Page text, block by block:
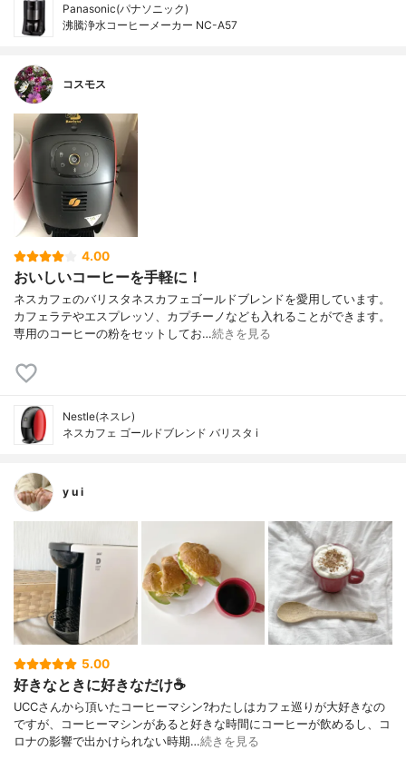
Panasonic(パナソニック)
沸騰浄水コーヒーメーカー NC-A57
コスモス
4.00
おいしいコーヒーを手軽に！
ネスカフェのバリスタネスカフェゴールドブレンドを愛用しています。
カフェラテやエスプレッソ、カプチーノなども入れることができます。
専用のコーヒーの粉をセットしてお…続きを見る
Nestle(ネスレ)
ネスカフェ ゴールドブレンド バリスタ i
y u i
5.00
好きなときに好きなだけ☕️
UCCさんから頂いたコーヒーマシン?わたしはカフェ巡りが大好きなの
ですが、コーヒーマシンがあると好きな時間にコーヒーが飲めるし、コ
ロナの影響で出かけられない時期…続きを見る